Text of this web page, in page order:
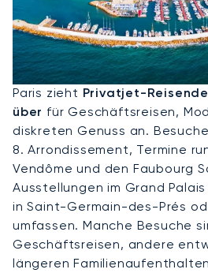
Privatjet Nach
Paris zieht Privatjet-
über für Geschäftsreisen,
diskreten Genuss an.
8. Arrondissement, Termine
Vendôme und den Faubourg
Ausstellungen im Grand
in Saint-Germain-des-Prés
umfassen. Manche Besuche
Geschäftsreisen, andere
längeren